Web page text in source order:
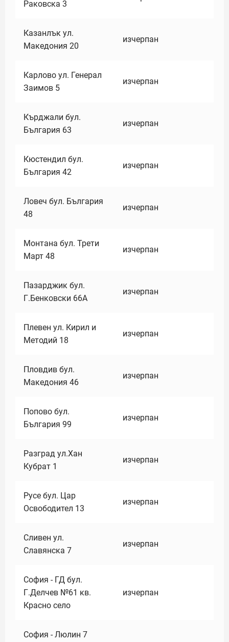
Раковска 3
Казанлък ул.
Македония 20
изчерпан
Карлово ул. Генерал
Заимов 5
изчерпан
Кърджали бул.
България 63
изчерпан
Кюстендил бул.
България 42
изчерпан
Ловеч бул. България
48
изчерпан
Монтана бул. Трети
Март 48
изчерпан
Пазарджик бул.
Г.Бенковски 66А
изчерпан
Плевен ул. Кирил и
Методий 18
изчерпан
Пловдив бул.
Македония 46
изчерпан
Попово бул.
България 99
изчерпан
Разград ул.Хан
Кубрат 1
изчерпан
Русе бул. Цар
Освободител 13
изчерпан
Сливен ул.
Славянска 7
изчерпан
София - ГД бул.
Г.Делчев №61 кв.
Красно село
изчерпан
София - Люлин 7